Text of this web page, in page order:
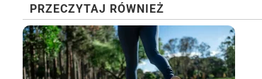
PRZECZYTAJ RÓWNIEŻ